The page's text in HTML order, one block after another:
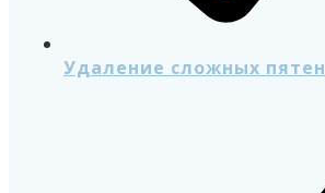
Удаление сложных пятен